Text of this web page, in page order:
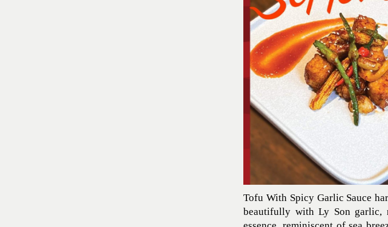
Tofu With Spicy Garlic Sauce
beautifully with Ly Son garlic,